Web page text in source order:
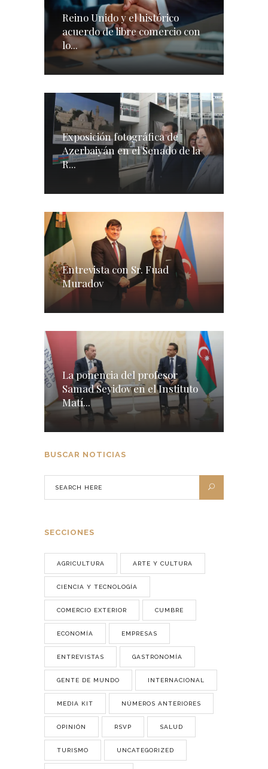
Reino Unido y el histórico
acuerdo de libre comercio con
lo...
Exposición fotográfica de
Azerbaiyán en el Senado de la
R...
Entrevista con Sr. Fuad
Muradov
La ponencia del profesor
Samad Seyidov en el Instituto
Matí...
BUSCAR NOTICIAS
SECCIONES
AGRICULTURA ARTE Y CULTURA
CIENCIA Y TECNOLOGÍA
COMERCIO EXTERIOR CUMBRE
ECONOMÍA EMPRESAS
ENTREVISTAS GASTRONOMÍA
GENTE DE MUNDO INTERNACIONAL
MEDIA KIT NÚMEROS ANTERIORES
OPINIÓN RSVP SALUD
TURISMO UNCATEGORIZED